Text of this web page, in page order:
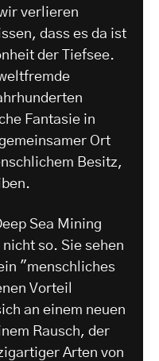
verlieren
dass es da ist
der Tiefsee.
Fantasie in
Ort
Besitz,
Sea Mining
so. Sie sehen
"menschliches
Vorteil
an einem neuen
Rausch, der
Arten von